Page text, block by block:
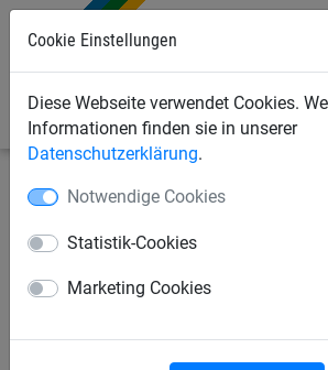
Cookie Einstellungen
Diese Webseite verwendet Cookies.
Informationen finden sie in unserer
Datenschutzerklärung.
Notwendige Cookies
Statistik-Cookies
Marketing Cookies
Sportnetze Seile/Taue/Leinen
Schwungseile Ziehtaue